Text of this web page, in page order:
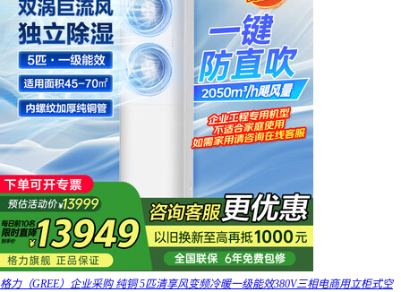
格力（GREE）企业采购 纯铜 5匹清享风变频冷暖一级能效380V三相电商用立柜式空